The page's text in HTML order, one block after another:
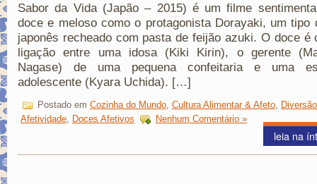
Sabor da Vida (Japão – 2015) é um filme
doce e meloso como o protagonista Dorayaki, um tipo
japonês recheado com pasta de feijão azuki. O doce é
ligação entre uma idosa (Kiki Kirin), o gerente
Nagase) de uma pequena confeitaria e uma
adolescente (Kyara Uchida). […]
Postado em Cozinha do Mundo Cultura Alimentar & Afeto
Afetividade, Doces Afetivos Nenhum Comentário »
leia na